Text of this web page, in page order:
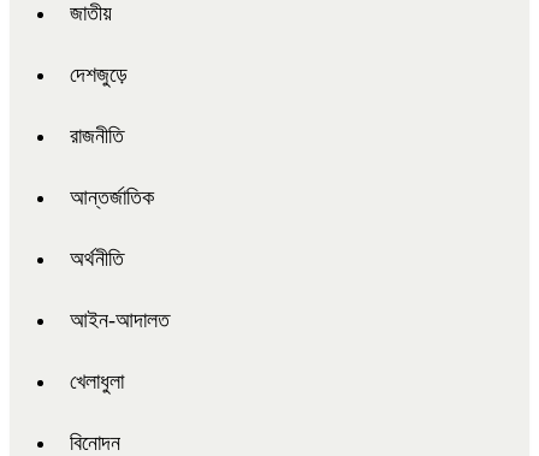
জাতীয়
দেশজুড়ে
রাজনীতি
আন্তর্জাতিক
অর্থনীতি
আইন-আদালত
খেলাধুলা
বিনোদন